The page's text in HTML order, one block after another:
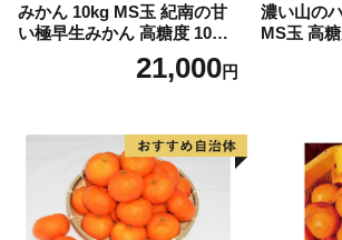
みかん 10kg MS玉 紀南の甘
い極早生みかん 高糖度 10月
以降発送 マルチ被覆栽培
21,000円
濃い山の
MS玉 高糖